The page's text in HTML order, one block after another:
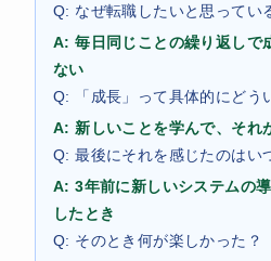
Q: なぜ転職したいと思ってい
A: 毎日同じことの繰り返しで
ない
Q: 「成長」って具体的にどう
A: 新しいことを学んで、それ
Q: 最後にそれを感じたのはい
A: 3年前に新しいシステムの
したとき
Q: そのとき何が楽しかった？